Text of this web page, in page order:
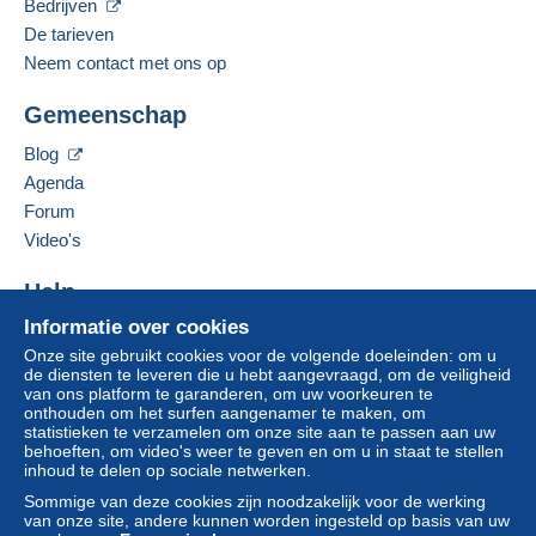
Betalingsvoorwaarden:
Alle betalingen worden gedaan metcredit/debitcard of
overschrijving naar uw saldo. Er worden geen
betalingen gedaan per cheque of bankoverschrijving
rechtstreeks aan de verkoper.
De koper gebruikt de middelen die Delcampe ter
beschikking stelt in de pagina "
Een betaling die niet is verricht metcredit/debitcardof
Gesproken taal:
Italiaans
De verkoper contacteren
Informatie over cookies
Onze site gebruikt cookies voor de volgende doeleinden: om u
de diensten te leveren die u hebt aangevraagd, om de veiligheid
van ons platform te garanderen, om uw voorkeuren te
onthouden om het surfen aangenamer te maken, om
statistieken te verzamelen om onze site aan te passen aan uw
behoeften, om video's weer te geven en om u in staat te stellen
inhoud te delen op sociale netwerken.
Sommige van deze cookies zijn noodzakelijk voor de werking
van onze site, andere kunnen worden ingesteld op basis van uw
Bedrijven
De tarieven
Neem contact met ons op
Gemeenschap
Blog
Agenda
Forum
Video's
Help
Hulpcentrum
Kopen op Delcampe
Verkopen op Delcampe
Een beveiligde website